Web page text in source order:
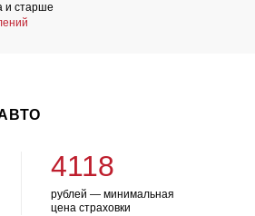
и старше
4118
рублей — минимальная
цена страховки